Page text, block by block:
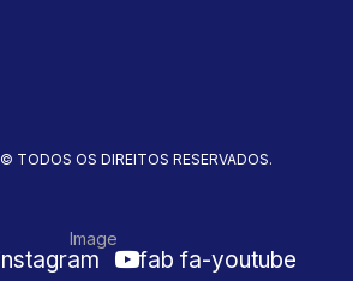
TODOS OS DIREITOS RESERVADOS.
fab fa-youtube